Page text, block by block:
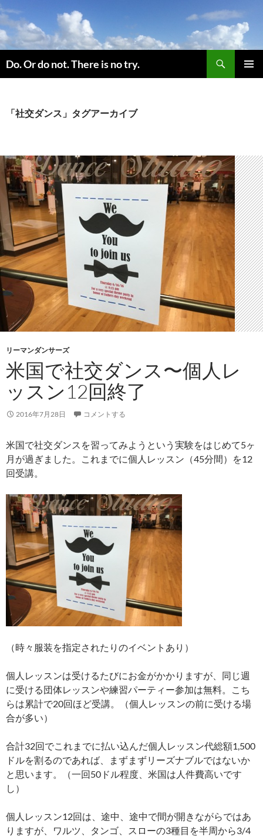
コ
ン
テ
ン
ツ
へ
Do. Or do not. There is no try.
索
「社交ダンス」タグアーカイブ
リーマンダンサーズ
米国で社交ダンス〜個人レ
ッスン12回終了
2016年7月28日 コメントする
米国で社交ダンスを習ってみようという実験をはじめて5ヶ
月が過ぎました。これまでに個人レッスン（45分間）を12
回受講。
（時々服装を指定されたりのイベントあり）
個人レッスンは受けるたびにお金がかかりますが、同じ週
に受ける団体レッスンや練習パーティー参加は無料。こち
らは累計で20回ほど受講。（個人レッスンの前に受ける場
合が多い）
合計32回でこれまでに払い込んだ個人レッスン代総額1,500
ドルを割るのであれば、まずまずリーズナブルではないか
と思います。（一回50ドル程度、米国は人件費高いです
し）
個人レッスン12回は、途中、途中で間が開きながらではあ
りますが、ワルツ、タンゴ、スローの3種目を半周から3/4